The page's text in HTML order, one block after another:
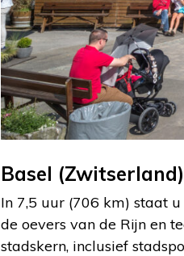
Basel (Zwitserland)
In 7,5 uur (706 km) staat
de oevers van de Rijn en
stadskern, inclusief